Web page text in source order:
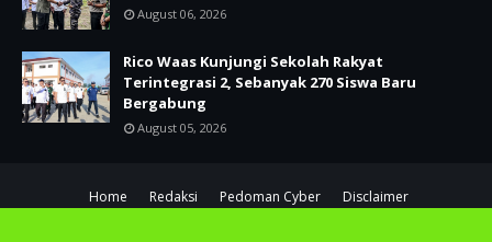
August 06, 2026
Rico Waas Kunjungi Sekolah Rakyat
Terintegrasi 2, Sebanyak 270 Siswa Baru
Bergabung
August 05, 2026
Home Redaksi Pedoman Cyber
Disclaimer